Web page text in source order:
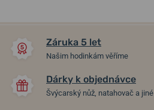
Záruka 5 let
Našim hodinkám věříme
Dárky k objednávce
Švýcarský nůž, natahovač a jiné